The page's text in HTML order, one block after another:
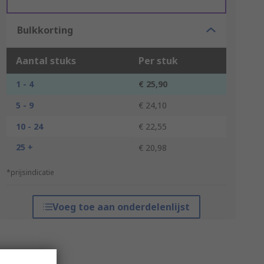
Bulkkorting
Aantal stuks Per stuk
1 - 4
€ 25,90
5 - 9
€ 24,10
10 - 24
€ 22,55
25 +
€ 20,98
*prijsindicatie
Voeg toe aan onderdelenlijst